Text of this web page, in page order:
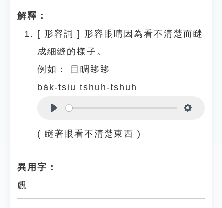
解釋：
[ 形容詞 ] 形容眼睛因為看不清楚而瞇
成細縫的樣子。
例如：
目睭眵眵
ba̍k-tsiu tshuh-tshuh
( 瞇著眼看不清楚東西 )
異用字：
覻